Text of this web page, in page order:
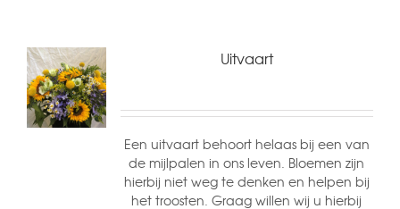
Uitvaart
Een uitvaart behoort helaas bij een van
de mijlpalen in ons leven. Bloemen zijn
hierbij niet weg te denken en helpen bij
het troosten. Graag willen wij u hierbij